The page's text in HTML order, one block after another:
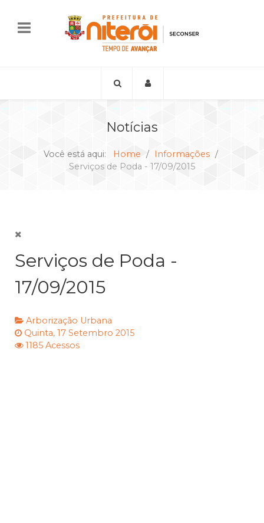
Notícias
Você está aqui: Home
Informações
Serviços de Poda - 17/09/2015
Serviços de Poda -
17/09/2015
Arborização Urbana
Quinta, 17 Setembro 2015
1185 Acessos